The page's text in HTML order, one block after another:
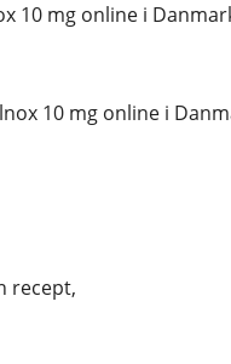
10 mg online i
10 mg online i
recept,